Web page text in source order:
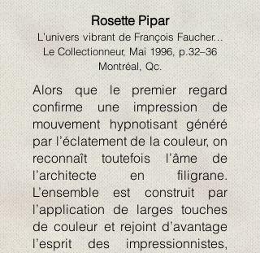
Rosette Pipar
L’univers vibrant de François Faucher…
Le Collectionneur, Mai 1996, p.32–36
Montréal, Qc.
Alors que le premier regard
confirme une impression de
mouvement hypnotisant généré
par l’éclatement de la couleur, on
reconnaît toutefois l’âme de
l’architecte en filigrane.
L’ensemble est construit par
l’application de larges touches
de couleur et rejoint d’avantage
l’esprit des impressionnistes,